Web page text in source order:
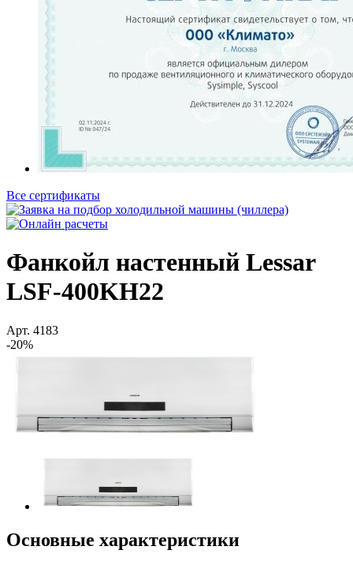
Все сертификаты
Фанкойл настенный Lessar
LSF-400KH22
Арт. 4183
-20%
Основные характеристики